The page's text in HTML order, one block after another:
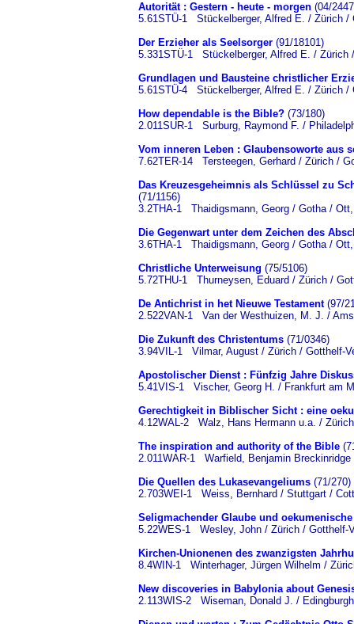
Autorität : Gestern - heute - morgen (04/
5.61STÜ-1 Stückelberger, Alfred E. / Zürich /
Der Erzieher als Seelsorger (91/18101)
5.331STÜ-1 Stückelberger, Alfred E. / Zürich
Grundlagen und Bausteine christlicher
5.61STÜ-4 Stückelberger, Alfred E. / Zürich /
How dependable is the Bible? (73/180)
2.011SUR-1 Surburg, Raymond F. /
Vom inneren Leben : Glaubensoworte aus
7.62TER-14 Tersteegen, Gerhard / Zürich /
Das Kreuzesgeheimnis als Schlüssel zu
(71/1156)
3.2THA-1 Thaidigsmann, Georg / Gotha /
Die Gegenwart unter dem Zeichen des
3.6THA-1 Thaidigsmann, Georg / Gotha /
Christliche Unterweisung (75/5106)
5.72THU-1 Thurneysen, Eduard / Zürich /
De Antichrist in het Nieuwe Testament(97/
2.522VAN-1 Van der Westhuizen, M. J. /
Die Zukunft des Christentums (71/0346)
3.94VIL-1 Vilmar, August / Zürich / Gotthelf-
Apostolischer Dienst : Fünfzig Jahre
5.41VIS-1 Vischer, Georg H. / Frankfurt am
Gerechtigkeit in Biblischer Sicht : eine
4.12WAL-2 Walz, Hans Hermann u.a. /
The inspiration and authority of the Bible
2.011WAR-1 Warfield, Benjamin
Die Quellen des Lukasevangeliums (71/270)
2.703WEI-1 Weiss, Bernhard / Stuttgart /
Seligmachender Glaube und
5.22WES-1 Wesley, John / Zürich / Gotthelf-
Kirchen-Unionenen des zwanzigsten
8.4WIN-1 Winterhager, Jürgen Wilhelm /
New discoveries in Babylonia about
2.113WIS-2 Wiseman, Donald J. /